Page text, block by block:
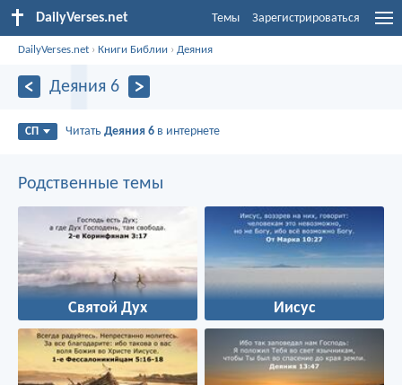
DailyVerses.net Темы Зарегистрироваться
DailyVerses.net ›Книги Библии ›Деяния
Деяния 6
СП ЧитатьДеяния 6 в интернете
Родственные темы
Святой Дух Иисус